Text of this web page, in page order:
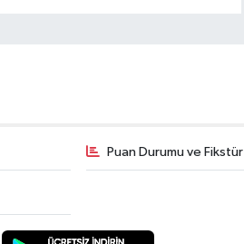
Puan Durumu ve Fikstür